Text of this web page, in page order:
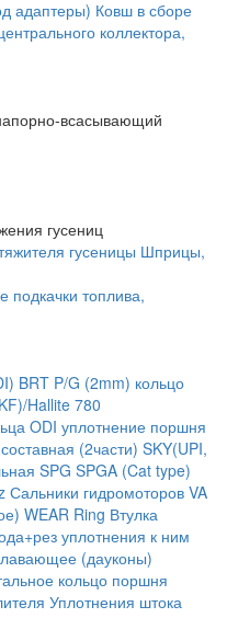
адаптеры) Ковш в сборе
коллектора,
всасывающий
гусениц
гусеницы Шприцы,
подкачки топлива,
BRT P/G (2mm) кольцо
Hallite 780
ODI уплотнение поршня
(2части) SKY(UPI,
SPG SPGA (Cat type)
Сальники гидромоторов VA
WEAR Ring Втулка
уплотнения к ним
(дауконы)
кольцо поршня
Уплотнения штока